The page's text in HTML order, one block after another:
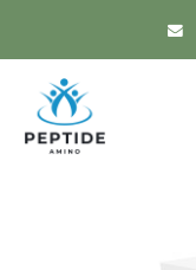
content